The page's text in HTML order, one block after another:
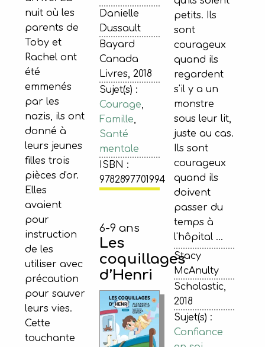
nuit où les
parents de
Toby et
Rachel ont
été
emmenés
par les
nazis, ils ont
donné à
leurs jeunes
filles trois
pièces d'or.
Elles
avaient
pour
instruction
de les
utiliser avec
précaution
pour sauver
leurs vies.
Cette
touchante
Danielle
Dussault
Bayard
Canada
Livres, 2018
Sujet(s) :
Courage,
Famille,
Santé
mentale
ISBN :
9782897701994
6-9 ans
Les
coquillages
d’Henri
petits. Ils
sont
courageux
quand ils
regardent
s'il y a un
monstre
sous leur lit,
juste au cas.
Ils sont
courageux
quand ils
doivent
passer du
temps à
l'hôpital ...
Stacy
McAnulty
Scholastic,
2018
Sujet(s) :
Confiance